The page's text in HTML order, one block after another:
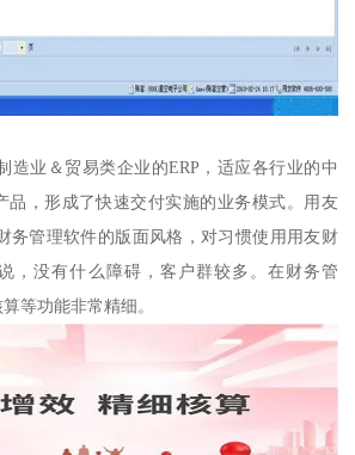
造业＆贸易类企业的ERP，适应各行业的中
品，形成了快速交付实施的业务模式。用友
务管理软件的版面风格，对习惯使用用友财
，没有什么障碍，客户群较多。在财务管
等功能非常精细。